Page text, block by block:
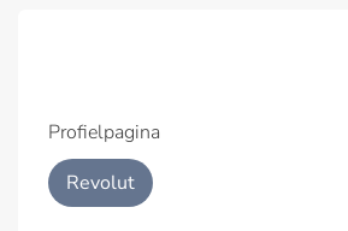
Profielpagina
Revolut